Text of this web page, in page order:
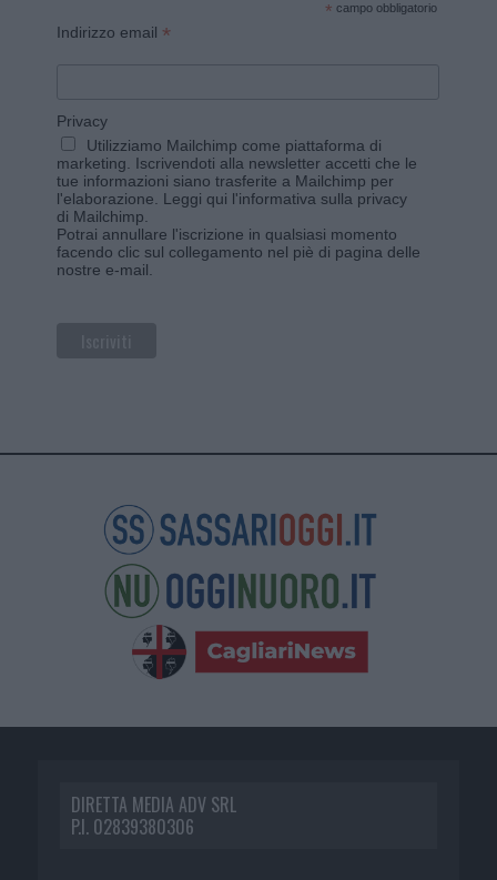
* campo obbligatorio
Indirizzo email *
Privacy
Utilizziamo Mailchimp come piattaforma di
marketing. Iscrivendoti alla newsletter accetti che le
tue informazioni siano trasferite a Mailchimp per
l'elaborazione. Leggi qui l'informativa sulla privacy
di Mailchimp
Potrai annullare l'iscrizione in qualsiasi momento
facendo clic sul collegamento nel piè di pagina delle
nostre e-mail.
DIRETTA MEDIA ADV SRL
P.I. 02839380306